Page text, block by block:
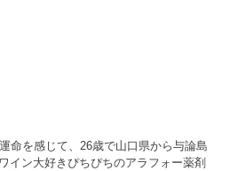
命を感じて、26歳で山口県から与論島
ン大好きぴちぴちのアラフォー薬剤